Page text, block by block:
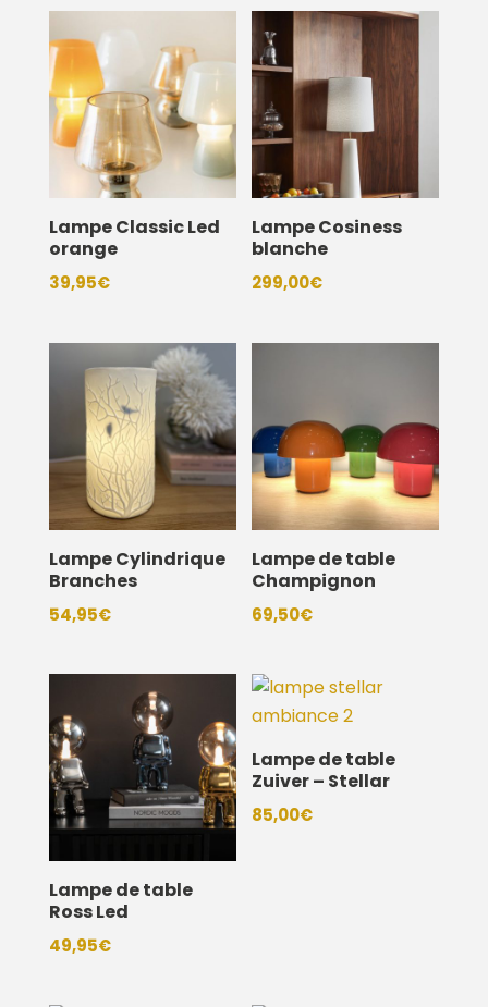
Lampe Classic Led
orange
39,95€
Lampe Cosiness
blanche
299,00€
Lampe Cylindrique
Branches
54,95€
Lampe de table
Champignon
69,50€
Lampe de table
Ross Led
49,95€
Lampe de table
Zuiver – Stellar
85,00€